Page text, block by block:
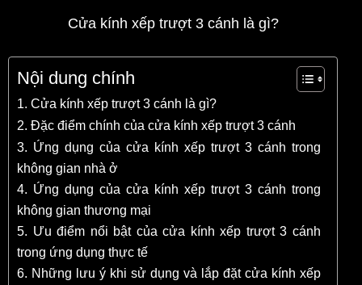
Cửa kính xếp trượt 3 cánh là gì?
Nội dung chính
1. Cửa kính xếp trượt 3 cánh là gì?
2. Đặc điểm chính của cửa kính xếp trượt 3 cánh
3. Ứng dụng của cửa kính xếp trượt 3 cánh trong
không gian nhà ở
4. Ứng dụng của cửa kính xếp trượt 3 cánh trong
không gian thương mại
5. Ưu điểm nổi bật của cửa kính xếp trượt 3 cánh
trong ứng dụng thực tế
6. Những lưu ý khi sử dụng và lắp đặt cửa kính xếp